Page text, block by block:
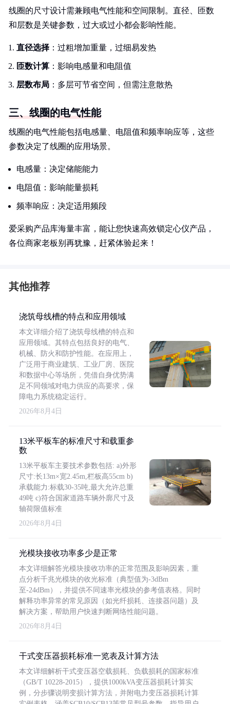
线圈的尺寸设计需兼顾电气性能和空间限制。直径、匝数
和层数是关键参数，过大或过小都会影响性能。
直径选择 ：过粗增加重量，过细易发热
匝数计算 ：影响电感量和电阻值
层数布局 ：多层可节省空间，但需注意散热
三、线圈的电气性能
线圈的电气性能包括电感量、电阻值和频率响应等，这些
参数决定了线圈的应用场景。
电感量：决定储能能力
电阻值：影响能量损耗
频率响应：决定适用频段
爱采购产品库海量丰富，能让您快速高效锁定心仪产品，
各位商家老板别再犹豫，赶紧体验起来！
其他推荐
浇筑母线槽的特点和应用领域
本文详细介绍了浇筑母线槽的特点和
应用领域。其特点包括良好的电气、
机械、防火和防护性能。在应用上，
广泛用于商业建筑、工业厂房、医院
和数据中心等场所，凭借自身优势满
足不同领域对电力供应的高要求，保
障电力系统稳定运行。
2026年8月4日
13米平板车的标准尺寸和载重参
数
13米平板车主要技术参数包括: a)外形
尺寸:长13m×宽2.45m,栏板高55cm b)
承载能力:标载30-35吨,最大允许总重
49吨 c)符合国家道路车辆外廓尺寸及
轴荷限值标准
2026年8月4日
光模块接收功率多少是正常
本文详细解答光模块接收功率的正常范围及影响因素，重
点分析千兆光模块的收光标准（典型值为-3dBm
至-24dBm），并提供不同速率光模块的参考值表格。同时
解释功率异常的常见原因（如光纤损耗、连接器问题）及
解决方案，帮助用户快速判断网络性能问题。
2026年8月4日
干式变压器损耗标准一览表及计算方法
本文详细解析干式变压器空载损耗、负载损耗的国家标准
（GB/T 10228-2015），提供1000kVA变压器损耗计算实
例，分步骤说明变损计算方法，并附电力变压器损耗计算